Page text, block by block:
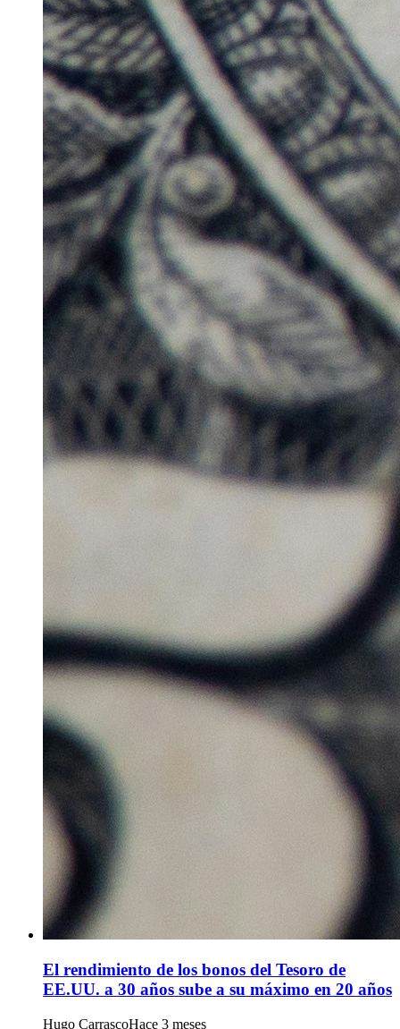
El rendimiento de los bonos del Tesoro de
EE.UU. a 30 años sube a su máximo en 20 años
Hugo CarrascoHace 3 meses